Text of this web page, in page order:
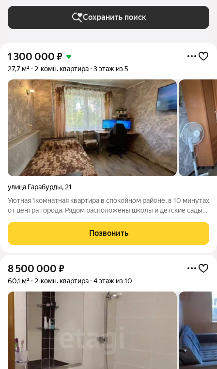
Сохранить поиск
1 300 000 ₽
27,7 м² 2-комн. квартира 3 этаж из 5
улица Гарабурды, 21
Уютная 1комнатная квартира в спокойном районе, в 10 минутах
от центра города. Рядом расположены школы и детские сады
оптимальный выбор: здесь нет уличного шума, но и не
придётся высоко подниматься с
Позвонить
8 500 000 ₽
60,1 м² 2-комн. квартира 4 этаж из 10